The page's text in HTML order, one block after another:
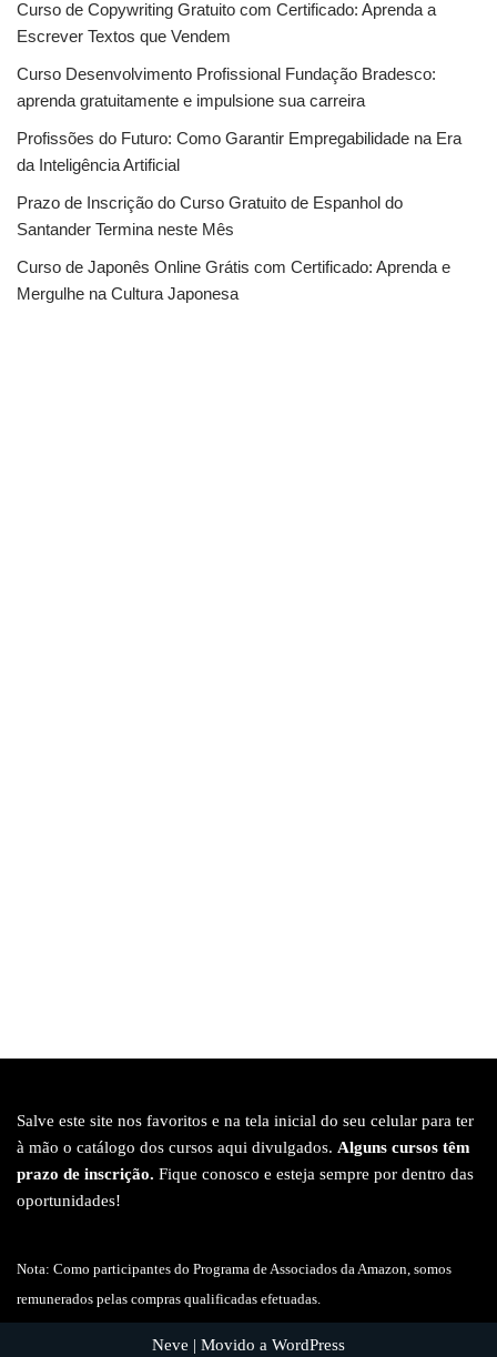
Curso de Copywriting Gratuito com Certificado: Aprenda a
Escrever Textos que Vendem
Curso Desenvolvimento Profissional Fundação Bradesco:
aprenda gratuitamente e impulsione sua carreira
Profissões do Futuro: Como Garantir Empregabilidade na Era
da Inteligência Artificial
Prazo de Inscrição do Curso Gratuito de Espanhol do
Santander Termina neste Mês
Curso de Japonês Online Grátis com Certificado: Aprenda e
Mergulhe na Cultura Japonesa
Salve este site nos favoritos e na tela inicial do seu celular para ter
à mão o catálogo dos cursos aqui divulgados. Alguns cursos têm
prazo de inscrição. Fique conosco e esteja sempre por dentro das
oportunidades!
Nota: Como participantes do Programa de Associados da Amazon, somos
remunerados pelas compras qualificadas efetuadas.
Neve | Movido a WordPress